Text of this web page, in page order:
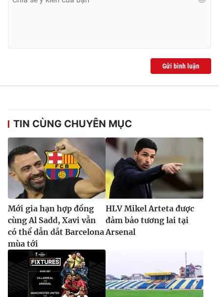
Gửi bình luận
TIN CÙNG CHUYÊN MỤC
Mới gia hạn hợp đồng
cùng Al Sadd, Xavi vẫn
có thể dẫn dắt Barcelona
mùa tới
HLV Mikel Arteta được
đảm bảo tương lai tại
Arsenal